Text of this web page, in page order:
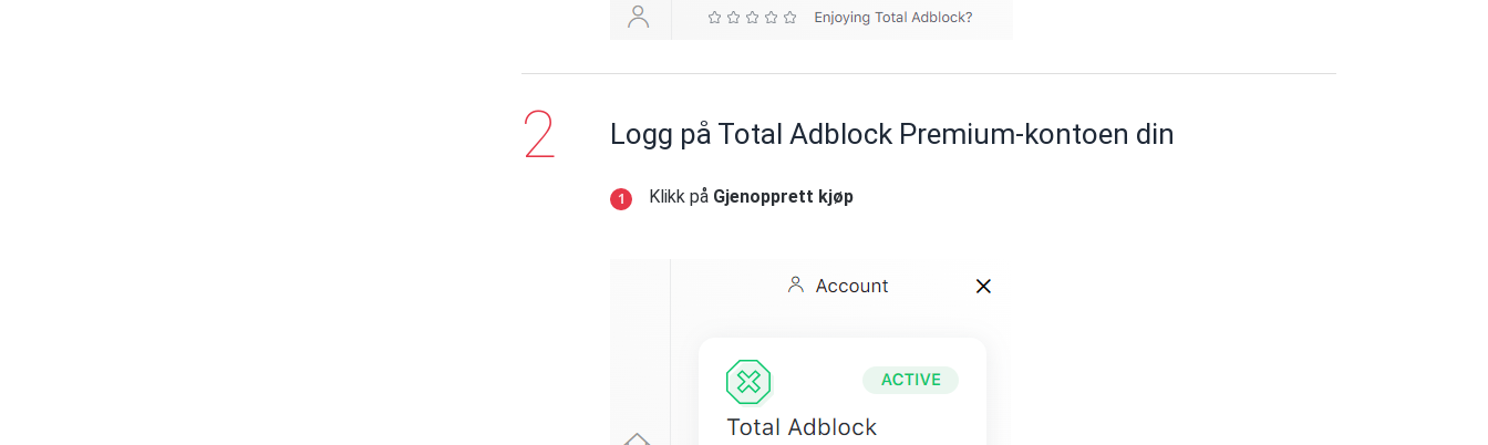
Logg på Total Adblock Premium-kontoen din
Klikk på Gjenopprett kjøp